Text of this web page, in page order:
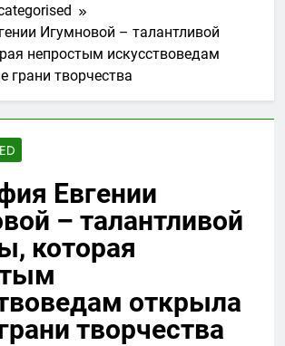
Игумновой – талантливой
непростым искусствоведам
грани творчества
Евгении
– талантливой
которая
открыла
творчества